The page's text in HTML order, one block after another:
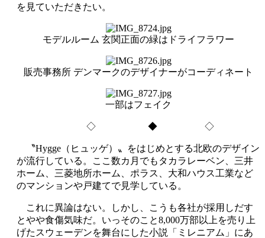
を見ていただきたい。
モデルルーム 玄関正面の緑はドライフラワー
販売事務所 デンマークのデザイナーがコーディネート
一部はフェイク
◇ ◆ ◇
〝Hygge（ヒュッゲ）〟をはじめとする北欧のデザイン
が流行している。ここ数カ月でもタカラレーベン、三井
ホーム、三菱地所ホーム、ポラス、大和ハウス工業など
のマンションや戸建てで見学している。
これに異論はない。しかし、こうも各社が採用しだす
とやや食傷気味だ。いっそのこと8,000万部以上を売り上
げたスウェーデンを舞台にした小説「ミレニアム」にあ